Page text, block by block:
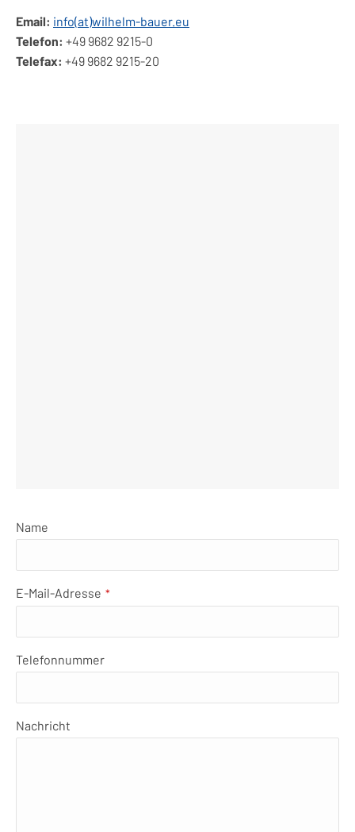
Email: info(at)wilhelm-bauer.eu
Telefon: +49 9682 9215-0
Telefax: +49 9682 9215-20
Name
E-Mail-Adresse *
Your
Telefonnummer
Nachricht